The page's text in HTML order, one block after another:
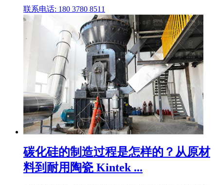
联系电话: 180 3780 8511
碳化硅的制造过程是怎样的？从原材
料到耐用陶瓷 Kintek ...